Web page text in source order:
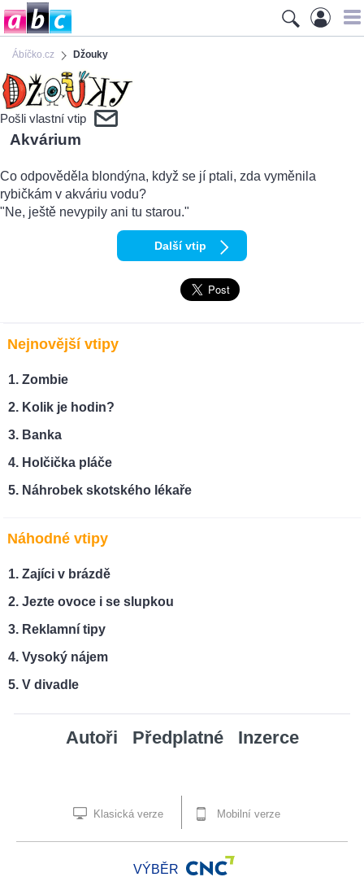
Ábíčko.cz Džouky
Pošli vlastní vtip
Akvárium
Co odpověděla blondýna, když se jí ptali, zda vyměnila
rybičkám v akváriu vodu?
"Ne, ještě nevypily ani tu starou."
Další vtip
Nejnovější vtipy
Zombie
Kolik je hodin?
Banka
Holčička pláče
Náhrobek skotského lékaře
Náhodné vtipy
Zajíci v brázdě
Jezte ovoce i se slupkou
Reklamní tipy
Vysoký nájem
V divadle
Autoři Předplatné Inzerce
Klasická verze Mobilní verze
VÝBĚR